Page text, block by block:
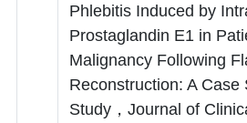
Phlebitis Induced by
Prostaglandin E1 in
Malignancy Following
Reconstruction: A Case
Study，Journal of